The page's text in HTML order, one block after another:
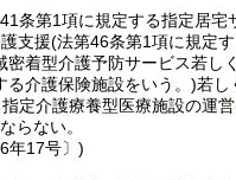
条第1項に規定する指定居宅
支援(法第46条第1項に規定
密着型介護予防サービス若し
る介護保険施設をいう。)若し
定介護療養型医療施設の運営
らない。
年17号〕)